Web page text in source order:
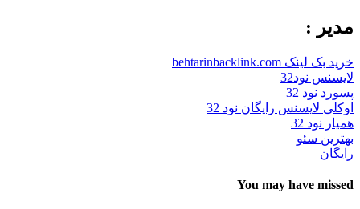
مدیر :
خرید بک لینک behtarinbacklink.com
لایسنس نود32
پسورد نود 32
اوکلی لایسنس رایگان نود 32
همیار نود 32
بهترین سئو
رایگان
You may have missed